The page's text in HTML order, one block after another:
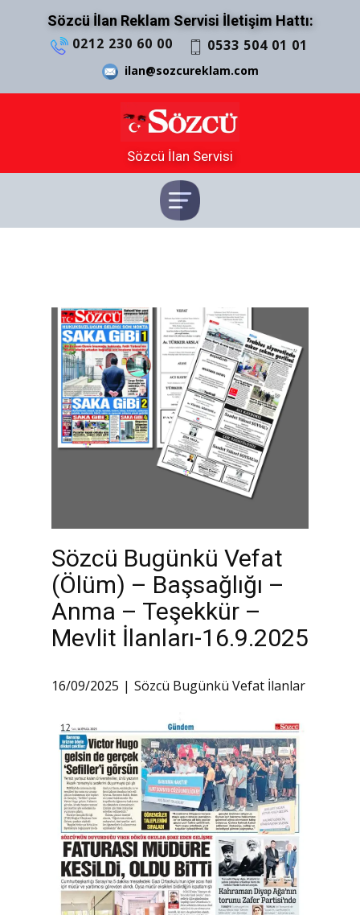
Sözcü İlan Reklam Servisi İletişim Hattı:
0212 230 60 00 0533 504 01 01
ilan@sozcureklam.com
Sözcü İlan Servisi
Sözcü Bugünkü Vefat
(Ölüm) – Başsağlığı –
Anma – Teşekkür –
Mevlit İlanları-16.9.2025
16/09/2025 Sözcü Bugünkü Vefat İlanlar